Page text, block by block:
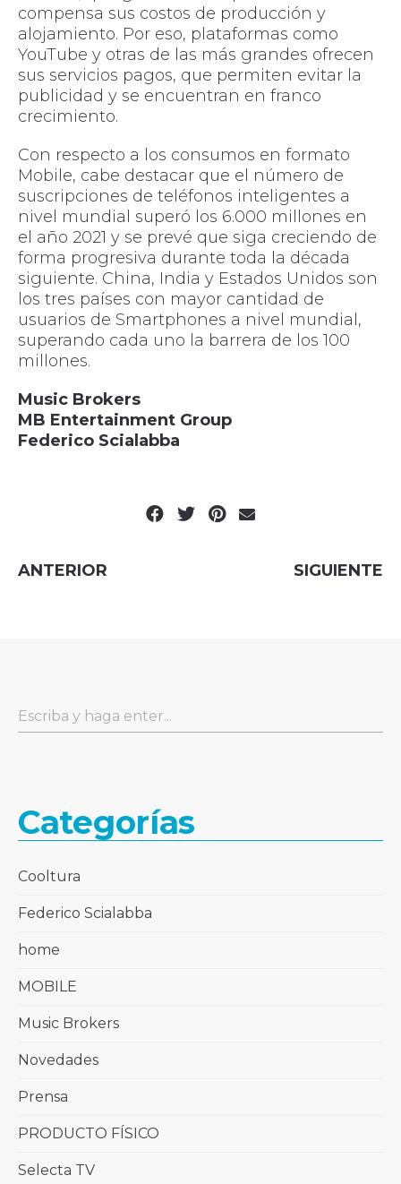
compensa sus costos de producción y
alojamiento. Por eso, plataformas como
YouTube y otras de las más grandes ofrecen
sus servicios pagos, que permiten evitar la
publicidad y se encuentran en franco
crecimiento.
Con respecto a los consumos en formato
Mobile, cabe destacar que el número de
suscripciones de teléfonos inteligentes a
nivel mundial superó los 6.000 millones en
el año 2021 y se prevé que siga creciendo de
forma progresiva durante toda la década
siguiente. China, India y Estados Unidos son
los tres países con mayor cantidad de
usuarios de Smartphones a nivel mundial,
superando cada uno la barrera de los 100
millones.
Music Brokers
MB Entertainment Group
Federico Scialabba
ANTERIOR SIGUIENTE
Categorías
Cooltura
Federico Scialabba
home
MOBILE
Music Brokers
Novedades
Prensa
PRODUCTO FÍSICO
Selecta TV